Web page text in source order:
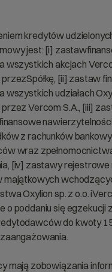
kredytów
jest: [i]
wszystkich akcjach
[ii] zastaw
wszystkich udziałach
Vercom S.A., [iii]
z rachunków
wraz
[iv] zastawy rejestrowe
Oxylion sp. z o.o.
o poddaniu się egzekucji
do kwoty
mają zobowiązania